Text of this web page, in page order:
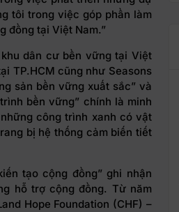
tôi trong việc góp phần làm
đồng tại Việt Nam.”
dân cư bền vững tại Việt
TP.HCM cũng như Seasons
sản bền vững xuất sắc” và
bền vững” chính là minh
công trình xanh có vật
bị hệ thống cảm biến tiết
tạo cộng đồng” ghi nhận
hỗ trợ cộng đồng. Từ năm
Hope Foundation (CHF) –